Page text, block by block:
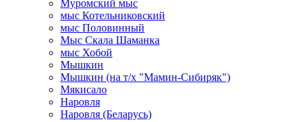
Муромский мыс
мыс Котельниковский
мыс Половинный
Мыс Скала Шаманка
мыс Хобой
Мышкин
Мышкин (на т/х "Мамин-Сибиряк")
Мякисало
Наровля
Наровля (Беларусь)